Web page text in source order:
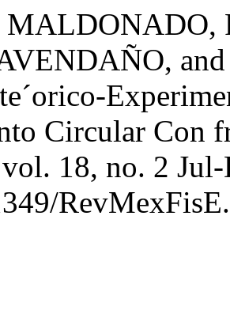
MALDONADO,
Circular Con
18, no. 2